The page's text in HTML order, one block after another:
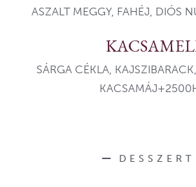
ASZALT MEGGY, FAHÉJ, DIÓS
SÁRGA CÉKLA,
DESSZERT